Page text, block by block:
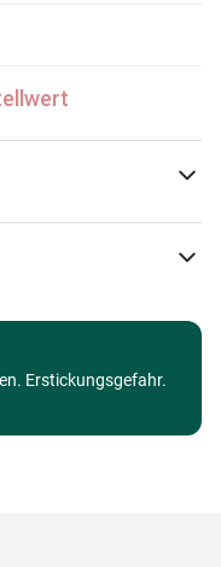
Erwachsene (500 bis
Erstickungsgefahr.